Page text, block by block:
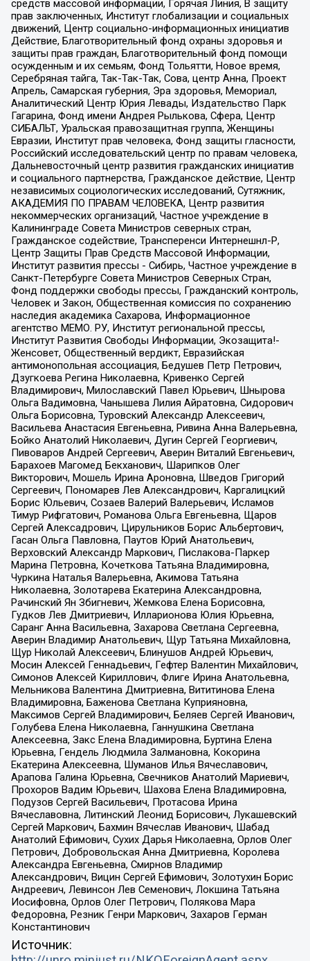
средств массовой информации, Горячая Линия, В защиту
прав заключенных, Институт глобализации и социальных
движений, Центр социально-информационных инициатив
Действие, Благотворительный фонд охраны здоровья и
защиты прав граждан, Благотворительный фонд помощи
осужденным и их семьям, Фонд Тольятти, Новое время,
Серебряная тайга, Так-Так-Так, Сова, центр Анна, Проект
Апрель, Самарская губерния, Эра здоровья, Мемориал,
Аналитический Центр Юрия Левады, Издательство Парк
Гагарина, Фонд имени Андрея Рылькова, Сфера, Центр
СИБАЛЬТ, Уральская правозащитная группа, Женщины
Евразии, Институт прав человека, Фонд защиты гласности,
Российский исследовательский центр по правам человека,
Дальневосточный центр развития гражданских инициатив
и социального партнерства, Гражданское действие, Центр
независимых социологических исследований, Сутяжник,
АКАДЕМИЯ ПО ПРАВАМ ЧЕЛОВЕКА, Центр развития
некоммерческих организаций, Частное учреждение в
Калининграде Совета Министров северных стран,
Гражданское содействие, Трансперенси Интернешнл-Р,
Центр Защиты Прав Средств Массовой Информации,
Институт развития прессы - Сибирь, Частное учреждение в
Санкт-Петербурге Совета Министров Северных Стран,
Фонд поддержки свободы прессы, Гражданский контроль,
Человек и Закон, Общественная комиссия по сохранению
наследия академика Сахарова, Информационное
агентство МЕМО. РУ, Институт региональной прессы,
Институт Развития Свободы Информации, Экозащита!-
Женсовет, Общественный вердикт, Евразийская
антимонопольная ассоциация, Бедушев Петр Петрович,
Дзугкоева Регина Николаевна, Кривенко Сергей
Владимирович, Милославский Павел Юрьевич, Шнырова
Ольга Вадимовна, Чанышева Лилия Айратовна, Сидорович
Ольга Борисовна, Туровский Александр Алексеевич,
Васильева Анастасия Евгеньевна, Ривина Анна Валерьевна,
Бойко Анатолий Николаевич, Дугин Сергей Георгиевич,
Пивоваров Андрей Сергеевич, Аверин Виталий Евгеньевич,
Барахоев Магомед Бекханович, Шарипков Олег
Викторович, Мошель Ирина Ароновна, Шведов Григорий
Сергеевич, Пономарев Лев Александрович, Каргалицкий
Борис Юльевич, Созаев Валерий Валерьевич, Исламов
Тимур Рифгатович, Романова Ольга Евгеньевна, Щаров
Сергей Алексадрович, Цирульников Борис Альбертович,
Гасан Ольга Павловна, Паутов Юрий Анатольевич,
Верховский Александр Маркович, Пислакова-Паркер
Марина Петровна, Кочеткова Татьяна Владимировна,
Чуркина Наталья Валерьевна, Акимова Татьяна
Николаевна, Золотарева Екатерина Александровна,
Рачинский Ян Збигневич, Жемкова Елена Борисовна,
Гудков Лев Дмитриевич, Илларионова Юлия Юрьевна,
Саранг Анна Васильевна, Захарова Светлана Сергеевна,
Аверин Владимир Анатольевич, Щур Татьяна Михайловна,
Щур Николай Алексеевич, Блинушов Андрей Юрьевич,
Мосин Алексей Геннадьевич, Гефтер Валентин Михайлович,
Симонов Алексей Кириллович, Флиге Ирина Анатольевна,
Мельникова Валентина Дмитриевна, Вититинова Елена
Владимировна, Баженова Светлана Куприяновна,
Максимов Сергей Владимирович, Беляев Сергей Иванович,
Голубева Елена Николаевна, Ганнушкина Светлана
Алексеевна, Закс Елена Владимировна, Буртина Елена
Юрьевна, Гендель Людмила Залмановна, Кокорина
Екатерина Алексеевна, Шуманов Илья Вячеславович,
Арапова Галина Юрьевна, Свечников Анатолий Мариевич,
Прохоров Вадим Юрьевич, Шахова Елена Владимировна,
Подузов Сергей Васильевич, Протасова Ирина
Вячеславовна, Литинский Леонид Борисович, Лукашевский
Сергей Маркович, Бахмин Вячеслав Иванович, Шабад
Анатолий Ефимович, Сухих Дарья Николаевна, Орлов Олег
Петрович, Добровольская Анна Дмитриевна, Королева
Александра Евгеньевна, Смирнов Владимир
Александрович, Вицин Сергей Ефимович, Золотухин Борис
Андреевич, Левинсон Лев Семенович, Локшина Татьяна
Иосифовна, Орлов Олег Петрович, Полякова Мара
Федоровна, Резник Генри Маркович, Захаров Герман
Константинович
Источник: